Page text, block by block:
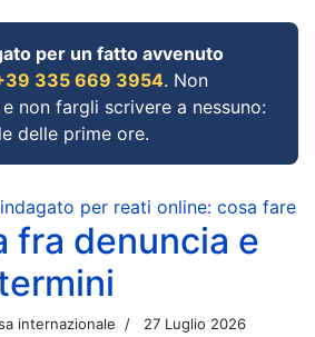
per un fatto avvenuto
335 669 3954. Non
non fargli scrivere a nessuno:
delle prime ore.
per reati online: cosa fare
fra denuncia e
internazionale 27 Luglio 2026